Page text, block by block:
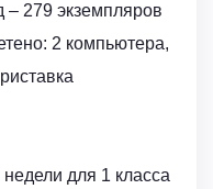
– 279 экземпляров
2 компьютера,
для 1 класса